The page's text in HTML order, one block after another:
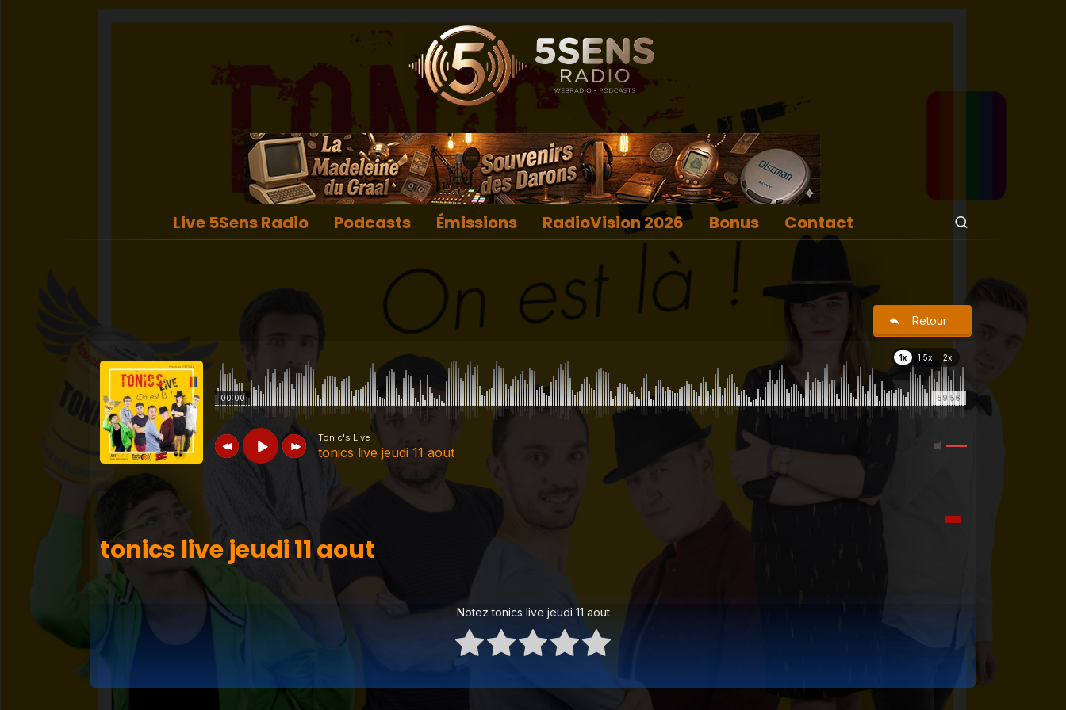
Live 5Sens Radio Podcasts Émissions RadioVision 2026 Bonus Contact
Retour
59:56
00:00
Tonic's Live
tonics live jeudi 11 aout
Tonic's Live
Tonic's Live tonics live jeudi 28 juillet
1x 1.5x 2x
tonics live jeudi 11 aout
Notez tonics live jeudi 11 aout